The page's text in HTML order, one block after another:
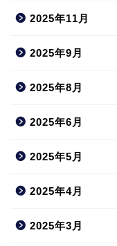
2025年11月
2025年9月
2025年8月
2025年6月
2025年5月
2025年4月
2025年3月